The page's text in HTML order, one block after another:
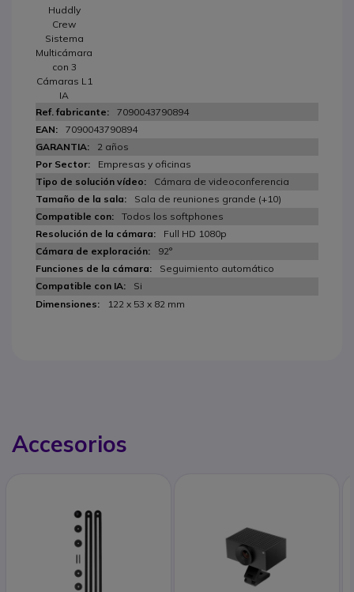
Huddly
Crew
Sistema
Multicámara
con 3
Cámaras L1
IA
7090043790894
7090043790894
2 años
Empresas y oficinas
Cámara de videoconferencia
Sala de reuniones grande (+10)
Todos los softphones
Full HD 1080p
92°
Seguimiento automático
Si
122 x 53 x 82 mm
Accesorios